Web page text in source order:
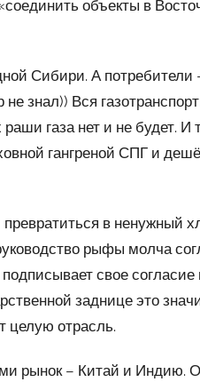
объекты в
Сибири. А потребители
знал)) Вся
газа нет и не будет. И
гангреной СПГ и
в ненужный
рыфы молча
свое согласие
заднице это
целую отрасль.
рынок – Китай и Индию.